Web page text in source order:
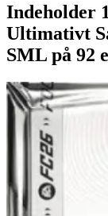
Indeholder
Ultimativt
SML på 92